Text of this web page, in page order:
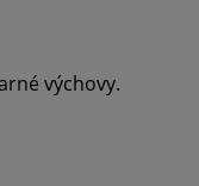
výchovy.